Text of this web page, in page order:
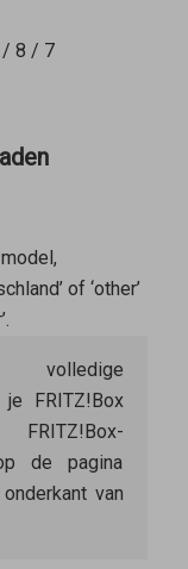
/ 8 / 7
of ‘other’
je FRITZ!Box
de pagina
van